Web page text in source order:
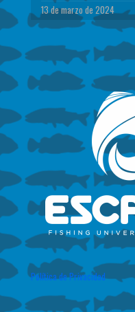
13 de marzo de 2024
Política de Privacidad